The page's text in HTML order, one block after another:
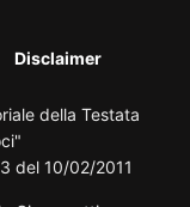
Disclaimer
della Testata
del 10/02/2011